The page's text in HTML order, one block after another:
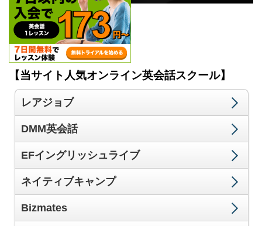
【当サイト人気オンライン英会話スクール】
レアジョブ
DMM英会話
EFイングリッシュライブ
ネイティブキャンプ
Bizmates